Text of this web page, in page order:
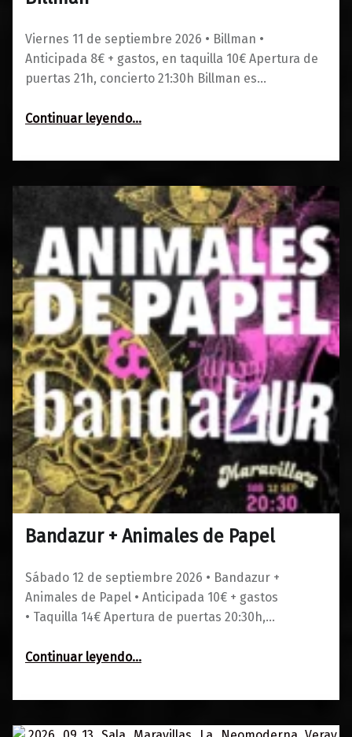
Viernes 11 de septiembre 2026 • Billman •
Anticipada 8€ + gastos, en taquilla 10€ Apertura de
puertas 21h, concierto 21:30h Billman es…
Continuar leyendo…
01/06/2026
Maravillas
Bandazur + Animales de Papel
Sábado 12 de septiembre 2026 • Bandazur +
Animales de Papel • Anticipada 10€ + gastos
• Taquilla 14€ Apertura de puertas 20:30h,…
Continuar leyendo…
01/06/2026
0
Maravillas